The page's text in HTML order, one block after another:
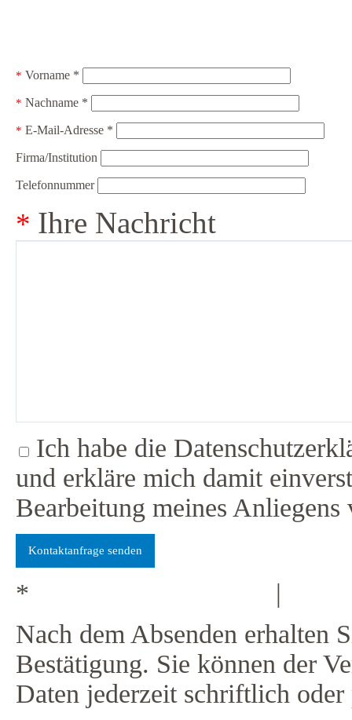
Vorname *
Nachname *
E-Mail-Adresse *
Firma/Institution
Telefonnummer
Ihre Nachricht
Ich habe die
und erkläre mich damit
Bearbeitung meines Anliegens
* |
Nach dem Absenden erhalten
Bestätigung. Sie können der
Daten jederzeit schriftlich